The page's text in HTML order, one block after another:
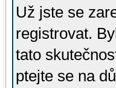
Už jste se
registrovat.
tato
ptejte se na